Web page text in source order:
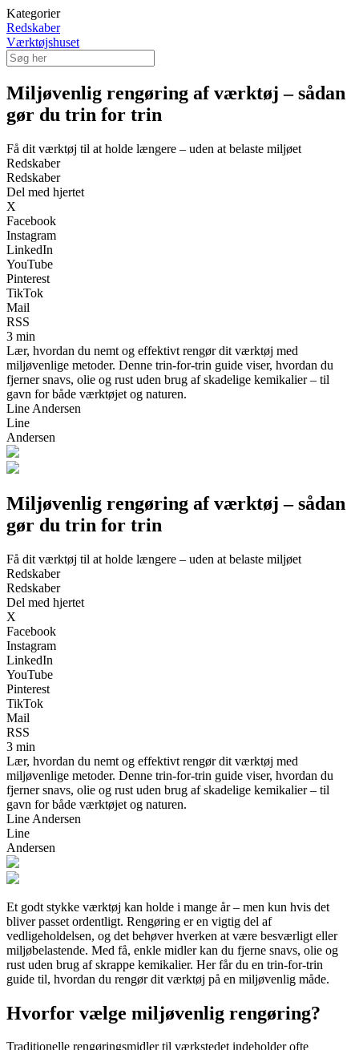
Kategorier
Redskaber
Værktøjshuset
Miljøvenlig rengøring af værktøj – sådan
gør du trin for trin
Få dit værktøj til at holde længere – uden at belaste miljøet
Redskaber
Redskaber
Del med hjertet
X
Facebook
Instagram
LinkedIn
YouTube
Pinterest
TikTok
Mail
RSS
3 min
Lær, hvordan du nemt og effektivt rengør dit værktøj med
miljøvenlige metoder. Denne trin-for-trin guide viser, hvordan du
fjerner snavs, olie og rust uden brug af skadelige kemikalier – til
gavn for både værktøjet og naturen.
Line Andersen
Line
Andersen
Miljøvenlig rengøring af værktøj – sådan
gør du trin for trin
Få dit værktøj til at holde længere – uden at belaste miljøet
Redskaber
Redskaber
Del med hjertet
X
Facebook
Instagram
LinkedIn
YouTube
Pinterest
TikTok
Mail
RSS
3 min
Lær, hvordan du nemt og effektivt rengør dit værktøj med
miljøvenlige metoder. Denne trin-for-trin guide viser, hvordan du
fjerner snavs, olie og rust uden brug af skadelige kemikalier – til
gavn for både værktøjet og naturen.
Line Andersen
Line
Andersen
Et godt stykke værktøj kan holde i mange år – men kun hvis det
bliver passet ordentligt. Rengøring er en vigtig del af
vedligeholdelsen, og det behøver hverken at være besværligt eller
miljøbelastende. Med få, enkle midler kan du fjerne snavs, olie og
rust uden brug af skrappe kemikalier. Her får du en trin-for-trin
guide til, hvordan du rengør dit værktøj på en miljøvenlig måde.
Hvorfor vælge miljøvenlig rengøring?
Traditionelle rengøringsmidler til værkstedet indeholder ofte